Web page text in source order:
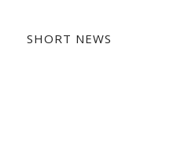
SHORT NEWS